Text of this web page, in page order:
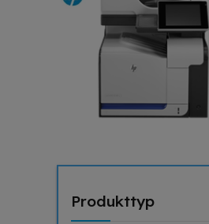
Produkttyp